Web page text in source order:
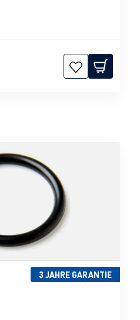
3 JAHRE GARANTIE
von 5 von 5 Sternen